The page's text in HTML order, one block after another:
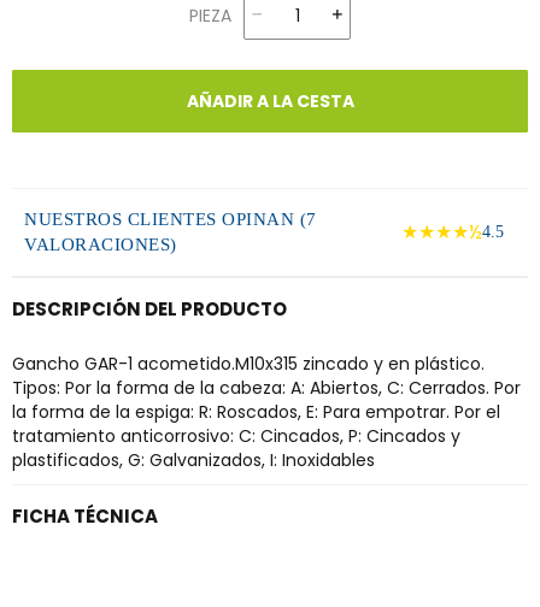
PIEZA
AÑADIR A LA CESTA
NUESTROS CLIENTES OPINAN (7
VALORACIONES)
★★★★½4.5
DESCRIPCIÓN DEL PRODUCTO
Gancho GAR-1 acometido.M10x315 zincado y en plástico.
Tipos: Por la forma de la cabeza: A: Abiertos, C: Cerrados. Por
la forma de la espiga: R: Roscados, E: Para empotrar. Por el
tratamiento anticorrosivo: C: Cincados, P: Cincados y
plastificados, G: Galvanizados, I: Inoxidables
FICHA TÉCNICA